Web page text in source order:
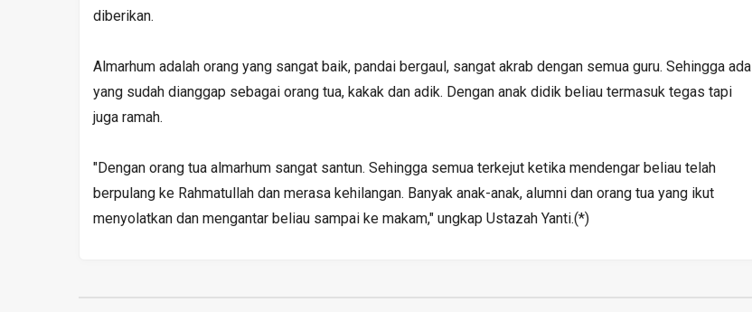
diberikan.
Almarhum adalah orang yang sangat baik, pandai bergaul, sangat akrab dengan semua guru. Sehingga ada
yang sudah dianggap sebagai orang tua, kakak dan adik. Dengan anak didik beliau termasuk tegas tapi
juga ramah.
"Dengan orang tua almarhum sangat santun. Sehingga semua terkejut ketika mendengar beliau telah
berpulang ke Rahmatullah dan merasa kehilangan. Banyak anak-anak, alumni dan orang tua yang ikut
menyolatkan dan mengantar beliau sampai ke makam," ungkap Ustazah Yanti.(*)